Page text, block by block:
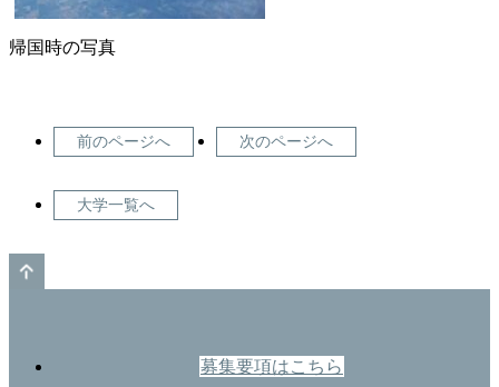
帰国時の写真
前のページへ 次のページへ
大学一覧へ
募集要項はこちら